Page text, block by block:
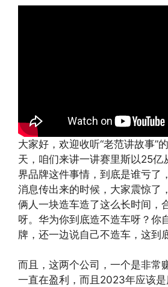
大家好，欢迎收听“老范讲故事”
天，咱们来讲一讲赛里斯以25亿
界品牌这件事情，到底是谁亏了
消息传出来的时候，大家震惊了
俩人一块造车造了这么长时间，
呀。华为你到底造不造车呀？你
牌，还一边说自己不造车，这到
而且，这两个公司，一个是非常
一直在盈利，而且2023年应该